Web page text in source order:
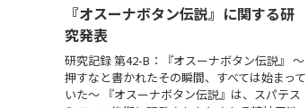
『オスーナボタン伝説』に関する研
究発表
研究記録 第42-B：『オスーナボタン伝説』 〜
押すなと書かれたその瞬間、すべては始まって
いた〜 『オスーナボタン伝説』は、スパテス